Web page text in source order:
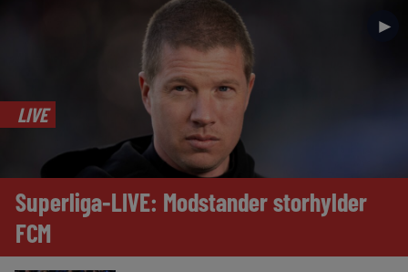
►
LIVE
Superliga-LIVE: Modstander storhylder
FCM